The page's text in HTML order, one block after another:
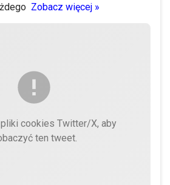
Zobacz więcej »
cookies Twitter/X, aby
ten tweet.